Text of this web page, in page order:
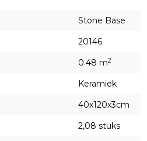
Stone Base
20146
0.48 m2
Keramiek
40x120x3cm
2,08 stuks